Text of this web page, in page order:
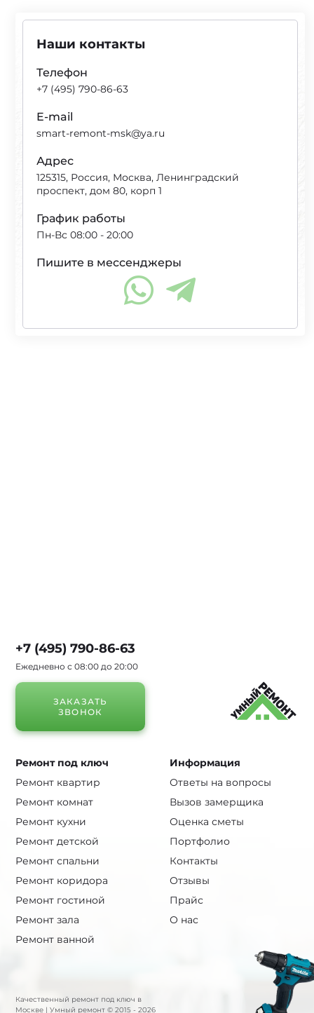
Наши контакты
Телефон
+7 (495) 790-86-63
E-mail
smart-remont-msk@ya.ru
Адрес
125315, Россия, Москва, Ленинградский
проспект, дом 80, корп 1
График работы
Пн-Вс 08:00 - 20:00
Пишите в мессенджеры
Ежедневно с 08:00 до 20:00
+7 (495) 790-86-63
ЗАКАЗАТЬ
ЗВОНОК
Качественный ремонт под ключ в
Москве | Умный ремонт © 2015 - 2026
Ремонт квартир
Ремонт комнат
Ремонт кухни
Ремонт детской
Ремонт спальни
Ремонт коридора
Ремонт гостиной
Ремонт зала
Ремонт ванной
Ремонт под ключ
Информация
Ответы на вопросы
Вызов замерщика
Оценка сметы
Портфолио
Контакты
Отзывы
Прайс
О нас